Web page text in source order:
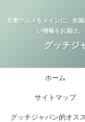
京都グルメをメインに、全
い情報をお届け
グッチジ
ホーム
サイトマップ
グッチジャパン的オス